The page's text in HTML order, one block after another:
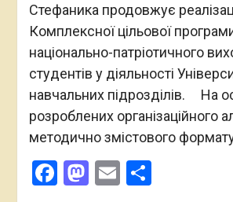
Стефаника продовжує
Комплексної цільової
національно-патріотичного
студентів у діяльності
навчальних підрозділів. На
розроблених організаційного
методично змістового
Facebook
Mastodon
Email